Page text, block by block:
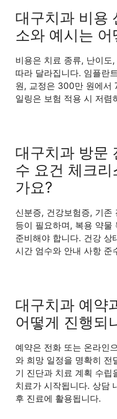
대구치과 비용
소와 예시는
비용은 치료 종류, 난이도
따라 달라집니다. 임플란
원, 교정은 300만 원에서
일링은 보험 적용 시 저렴
대구치과 방문
수 요건 체크
가요?
신분증, 건강보험증, 기존
등이 필요하며, 복용 약물
준비해야 합니다. 건강 상
시간 엄수와 안내 사항 준
대구치과 예약
어떻게 진행되
예약은 전화 또는 온라인
와 희망 일정을 명확히 전
기 진단과 치료 계획 수립
치료가 시작됩니다. 상담
후 진료에 활용됩니다.